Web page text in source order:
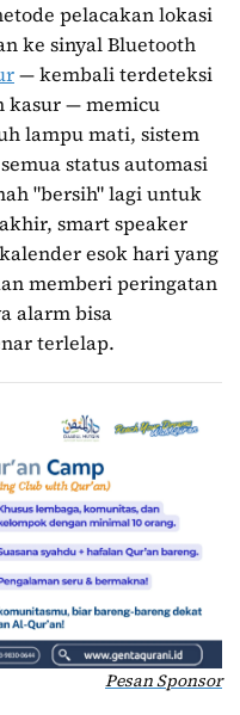
pelacakan lokasi
ke sinyal Bluetooth
— kembali terdeteksi
kasur — memicu
lampu mati, sistem
status automasi
"bersih" lagi untuk
smart speaker
esok hari yang
memberi peringatan
alarm bisa
terlelap.
Pesan Sponsor